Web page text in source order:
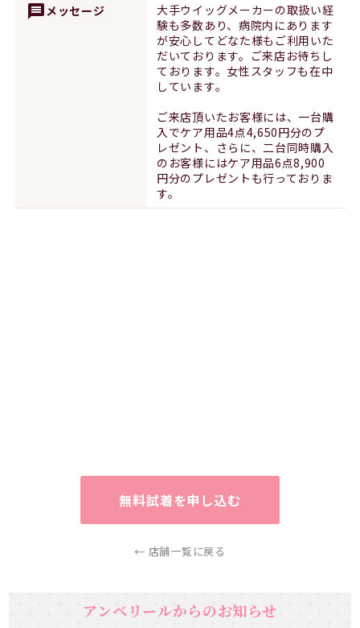
message メッセージ
大手ウイッグメーカーの取扱い経
験も多数あり、病院内にあります
が安心してどなた様もご利用いた
だいております。ご来店お待ちし
ております。女性スタッフも在中
しています。
ご来店頂いたお客様には、一台購
入でケア用品4点4,650円分のプ
レゼント、さらに、二台同時購入
のお客様にはケア用品6点8,900
円分のプレゼントも行っておりま
す。
無料試着を申し込む
← 店舗一覧に戻る
アンベリールからのお知らせ